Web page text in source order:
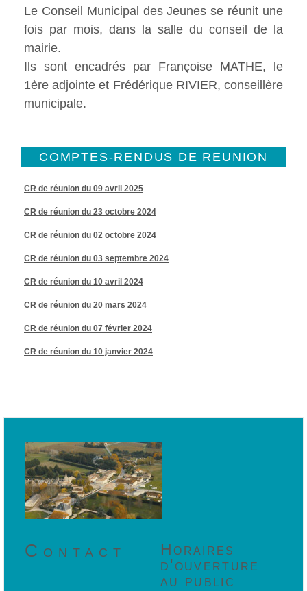
Le Conseil Municipal des Jeunes se réunit une
fois par mois, dans la salle du conseil de la
mairie.
Ils sont encadrés par Françoise MATHE, le
1ère adjointe et Frédérique RIVIER, conseillère
municipale.
COMPTES-RENDUS DE REUNION
CR de réunion du 09 avril 2025
CR de réunion du 23 octobre 2024
CR de réunion du 02 octobre 2024
CR de réunion du 03 septembre 2024
CR de réunion du 10 avril 2024
CR de réunion du 20 mars 2024
CR de réunion du 07 février 2024
CR de réunion du 10 janvier 2024
Contact
Horaires
d'ouverture
au public